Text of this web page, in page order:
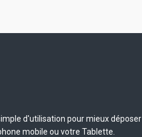
d'utilisation pour mieux déposer
mobile ou votre Tablette.